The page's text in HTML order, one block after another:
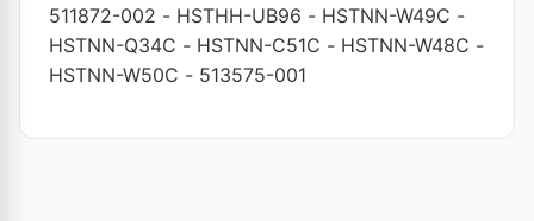
511872-002 - HSTHH-UB96 - HSTNN-W49C -
HSTNN-Q34C - HSTNN-C51C - HSTNN-W48C -
HSTNN-W50C - 513575-001